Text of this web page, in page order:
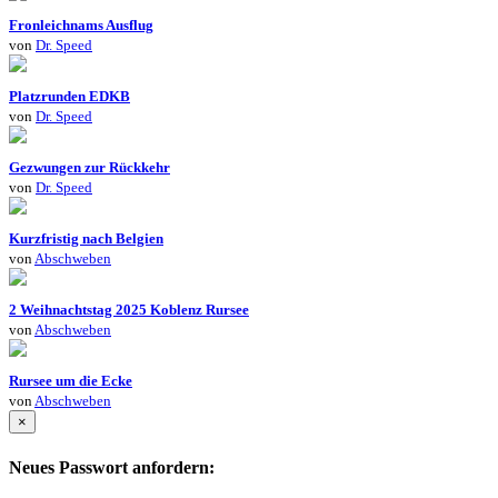
Fronleichnams Ausflug
von Dr. Speed
Platzrunden EDKB
von Dr. Speed
Gezwungen zur Rückkehr
von Dr. Speed
Kurzfristig nach Belgien
vonAbschweben
2 Weihnachtstag 2025 Koblenz Rursee
vonAbschweben
Rursee um die Ecke
vonAbschweben
×
Neues Passwort anfordern: